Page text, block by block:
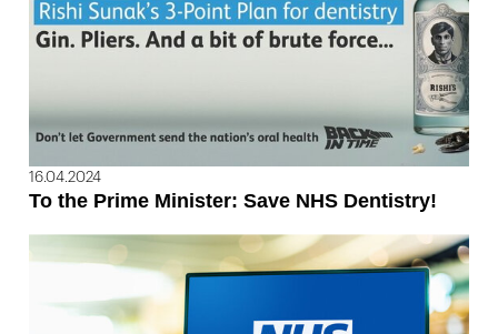
16.04.2024
To the Prime Minister: Save NHS Dentistry!